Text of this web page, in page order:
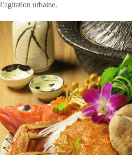
l’agitation urbaine.